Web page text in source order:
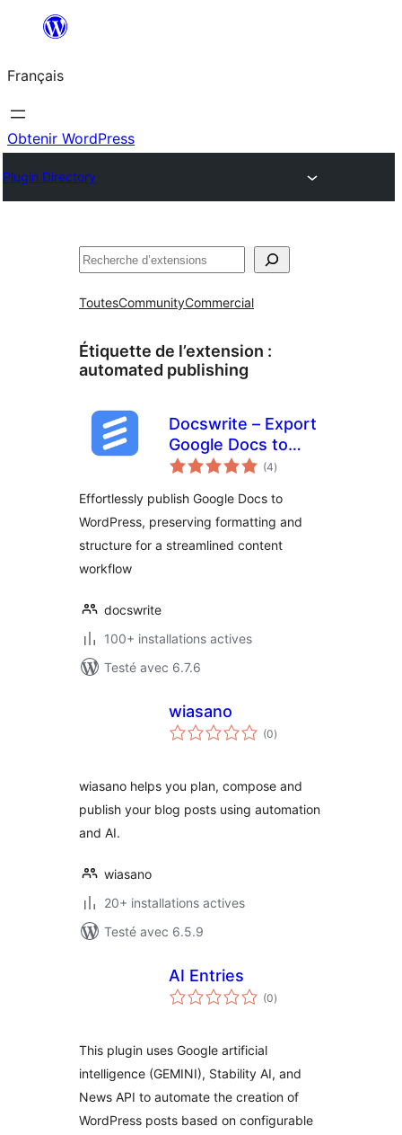
contenu
Français
Obtenir WordPress
Plugin Directory
Rechercher
ToutesCommunityCommercial
Étiquette de l’extension :
automated publishing
Docswrite – Export
Google Docs to
Your Site
(4notes
en
)
Effortlessly publish Google Docs to
WordPress, preserving formatting and
structure for a streamlined content
workflow
docswrite
100+ installations actives
Testé avec 6.7.6
wiasano
(0notes
en
)
wiasano helps you plan, compose and
publish your blog posts using automation
and AI.
wiasano
20+ installations actives
Testé avec 6.5.9
AI Entries
(0notes
en
)
This plugin uses Google artificial
intelligence (GEMINI), Stability AI, and
News API to automate the creation of
WordPress posts based on configurable